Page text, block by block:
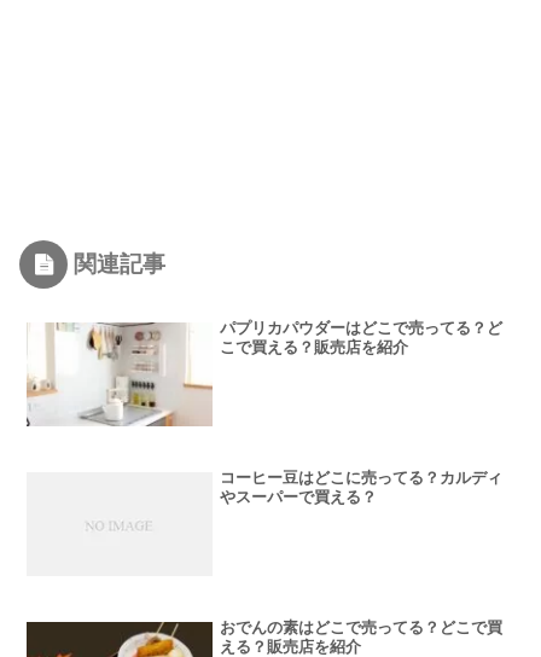
関連記事
パプリカパウダーはどこで売ってる？ど
こで買える？販売店を紹介
コーヒー豆はどこに売ってる？カルディ
やスーパーで買える？
おでんの素はどこで売ってる？どこで買
える？販売店を紹介